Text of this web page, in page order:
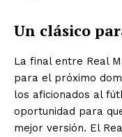
Un clásico
La final entre Real
para el próximo
los aficionados al
oportunidad para
mejor versión. El